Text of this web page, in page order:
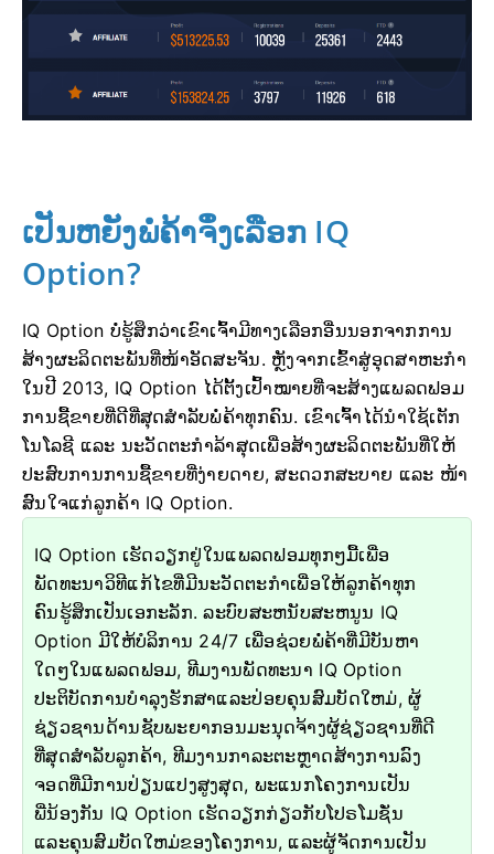
ເປັນຫຍັງພໍ່ຄ້າຈຶ່ງເລືອກ IQ
Option?
IQ Option ບໍ່ຮູ້ສຶກວ່າເຂົາເຈົ້າມີທາງເລືອກອື່ນນອກຈາກການ
ສ້າງຜະລິດຕະພັນທີ່ໜ້າອັດສະຈັນ. ຫຼັງຈາກເຂົ້າສູ່ອຸດສາຫະກໍາ
ໃນປີ 2013, IQ Option ໄດ້ຕັ້ງເປົ້າໝາຍທີ່ຈະສ້າງແພລດຟອມ
ການຊື້ຂາຍທີ່ດີທີ່ສຸດສໍາລັບພໍ່ຄ້າທຸກຄົນ. ເຂົາເຈົ້າໄດ້ນໍາໃຊ້ເຕັກ
ໂນໂລຊີ ແລະ ນະວັດຕະກໍາລ້າສຸດເພື່ອສ້າງຜະລິດຕະພັນທີ່ໃຫ້
ປະສົບການການຊື້ຂາຍທີ່ງ່າຍດາຍ, ສະດວກສະບາຍ ແລະ ໜ້າ
ສົນໃຈແກ່ລູກຄ້າ IQ Option.
IQ Option ເຮັດວຽກຢູ່ໃນແພລດຟອມທຸກໆມື້ເພື່ອ
ພັດທະນາວິທີແກ້ໄຂທີ່ມີນະວັດຕະກໍາເພື່ອໃຫ້ລູກຄ້າທຸກ
ຄົນຮູ້ສຶກເປັນເອກະລັກ. ລະບົບສະຫນັບສະຫນູນ IQ
Option ມີໃຫ້ບໍລິການ 24/7 ເພື່ອຊ່ວຍພໍ່ຄ້າທີ່ມີບັນຫາ
ໃດໆໃນແພລດຟອມ, ທີມງານພັດທະນາ IQ Option
ປະຕິບັດການບໍາລຸງຮັກສາແລະປ່ອຍຄຸນສົມບັດໃຫມ່, ຜູ້
ຊ່ຽວຊານດ້ານຊັບພະຍາກອນມະນຸດຈ້າງຜູ້ຊ່ຽວຊານທີ່ດີ
ທີ່ສຸດສໍາລັບລູກຄ້າ, ທີມງານກາລະຕະຫຼາດສ້າງການລົງ
ຈອດທີ່ມີການປ່ຽນແປງສູງສຸດ, ພະແນກໂຄງການເປັນ
ພີ່ນ້ອງກັນ IQ Option ເຮັດວຽກກ່ຽວກັບໂປຣໂມຊັ່ນ
ແລະຄຸນສົມບັດໃຫມ່ຂອງໂຄງການ, ແລະຜູ້ຈັດການເປັນ